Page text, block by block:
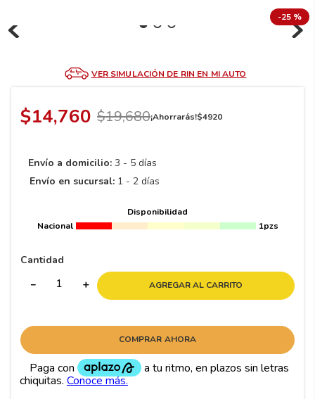
-25 %
VER SIMULACIÓN DE RIN EN MI AUTO
$14,760 $19,680¡Ahorrarás!$4920
Envío a domicilio: 3 - 5 días
Envío en sucursal: 1 - 2 días
Disponibilidad
Nacional
1pzs
Cantidad
＋
－ AGREGAR AL CARRITO
COMPRAR AHORA
5 185
7. 245
9.195